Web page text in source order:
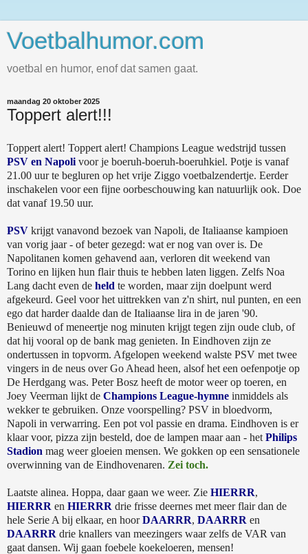
Voetbalhumor.com
voetbal en humor, enof dat samen gaat.
maandag 20 oktober 2025
Toppert alert!!!
Toppert alert! Toppert alert! Champions League wedstrijd tussen
PSV en Napoli voor je boeruh-boeruh-boeruhkiel. Potje is vanaf
21.00 uur te begluren op het vrije Ziggo voetbalzendertje. Eerder
inschakelen voor een fijne oorbeschouwing kan natuurlijk ook. Doe
dat vanaf 19.50 uur.
PSV krijgt vanavond bezoek van Napoli, de Italiaanse kampioen
van vorig jaar - of beter gezegd: wat er nog van over is. De
Napolitanen komen gehavend aan, verloren dit weekend van
Torino en lijken hun flair thuis te hebben laten liggen. Zelfs Noa
Lang dacht even de held te worden, maar zijn doelpunt werd
afgekeurd. Geel voor het uittrekken van z'n shirt, nul punten, en een
ego dat harder daalde dan de Italiaanse lira in de jaren '90.
Benieuwd of meneertje nog minuten krijgt tegen zijn oude club, of
dat hij vooral op de bank mag genieten. In Eindhoven zijn ze
ondertussen in topvorm. Afgelopen weekend walste PSV met twee
vingers in de neus over Go Ahead heen, alsof het een oefenpotje op
De Herdgang was. Peter Bosz heeft de motor weer op toeren, en
Joey Veerman lijkt de Champions League-hymne inmiddels als
wekker te gebruiken. Onze voorspelling? PSV in bloedvorm,
Napoli in verwarring. Een pot vol passie en drama. Eindhoven is er
klaar voor, pizza zijn besteld, doe de lampen maar aan - het Philips
Stadion mag weer gloeien mensen. We gokken op een sensationele
overwinning van de Eindhovenaren. Zei toch.
Laatste alinea. Hoppa, daar gaan we weer. Zie HIERRR,
HIERRR en HIERRR drie frisse deernes met meer flair dan de
hele Serie A bij elkaar, en hoorDAARRR, DAARRR en
DAARRR drie knallers van meezingers waar zelfs de VAR van
gaat dansen. Wij gaan foebele koekeloeren, mensen!